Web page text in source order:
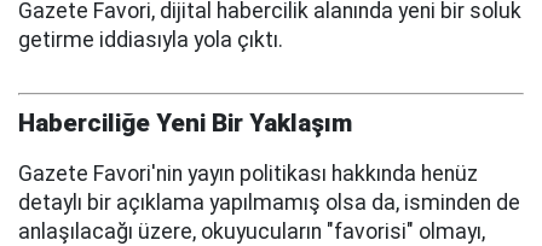
Gazete Favori, dijital habercilik alanında yeni bir soluk
getirme iddiasıyla yola çıktı.
Haberciliğe Yeni Bir Yaklaşım
Gazete Favori'nin yayın politikası hakkında henüz
detaylı bir açıklama yapılmamış olsa da, isminden de
anlaşılacağı üzere, okuyucuların "favorisi" olmayı,